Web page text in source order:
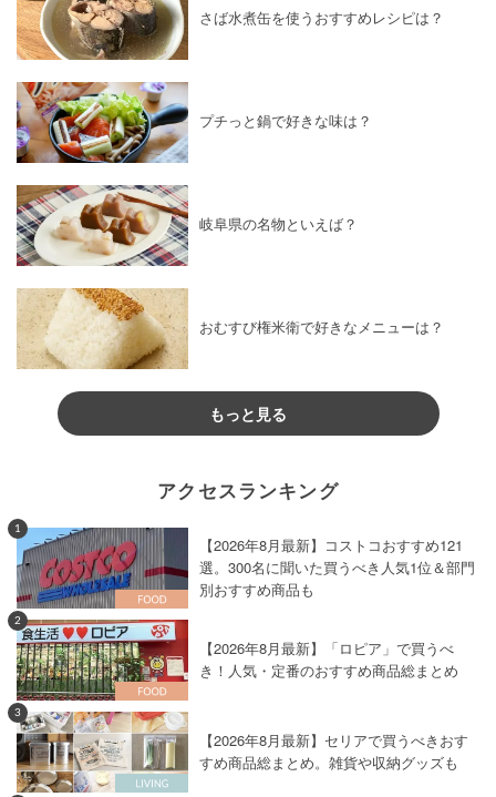
さば水煮缶を使うおすすめレシピは？
プチっと鍋で好きな味は？
岐阜県の名物といえば？
おむすび権米衛で好きなメニューは？
もっと見る
アクセスランキング
1
【2026年8月最新】コストコおすすめ121
選。300名に聞いた買うべき人気1位＆部門
別おすすめ商品も
2
【2026年8月最新】「ロピア」で買うべ
き！人気・定番のおすすめ商品総まとめ
3
【2026年8月最新】セリアで買うべきおす
すめ商品総まとめ。雑貨や収納グッズも